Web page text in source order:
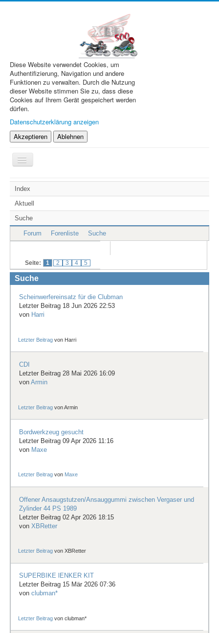
Diese Website verwendet Cookies, um
Authentifizierung, Navigation und andere
Funktionen zu verwalten. Durch die Nutzung
dieser Website stimmen Sie zu, dass diese
Cookies auf Ihrem Gerät gespeichert werden
dürfen.
Datenschutzerklärung anzeigen
Akzeptieren
Ablehnen
Navigation
an/aus
XBR.de
Technik
Forum
Treffen & Touren
Suche
Index
Aktuell
Suche
Forum Forenliste Suche
Seite: 1 2 3 4 5
Suche
Scheinwerfereinsatz für die Clubman
Letzter Beitrag 18 Jun 2026 22:53
von Harri
Letzter Beitrag von Harri
CDI
Letzter Beitrag 28 Mai 2026 16:09
von Armin
Letzter Beitrag vonArmin
Bordwerkzeug gesucht
Letzter Beitrag 09 Apr 2026 11:16
von Maxe
Letzter Beitrag von Maxe
Offener Ansaugstutzen/Ansauggummi zwischen Vergaser und
Zylinder 44 PS 1989
Letzter Beitrag 02 Apr 2026 18:15
von XBRetter
Letzter Beitrag vonXBRetter
SUPERBIKE lENKER KIT
Letzter Beitrag 15 Mär 2026 07:36
von clubman*
Letzter Beitrag vonclubman*